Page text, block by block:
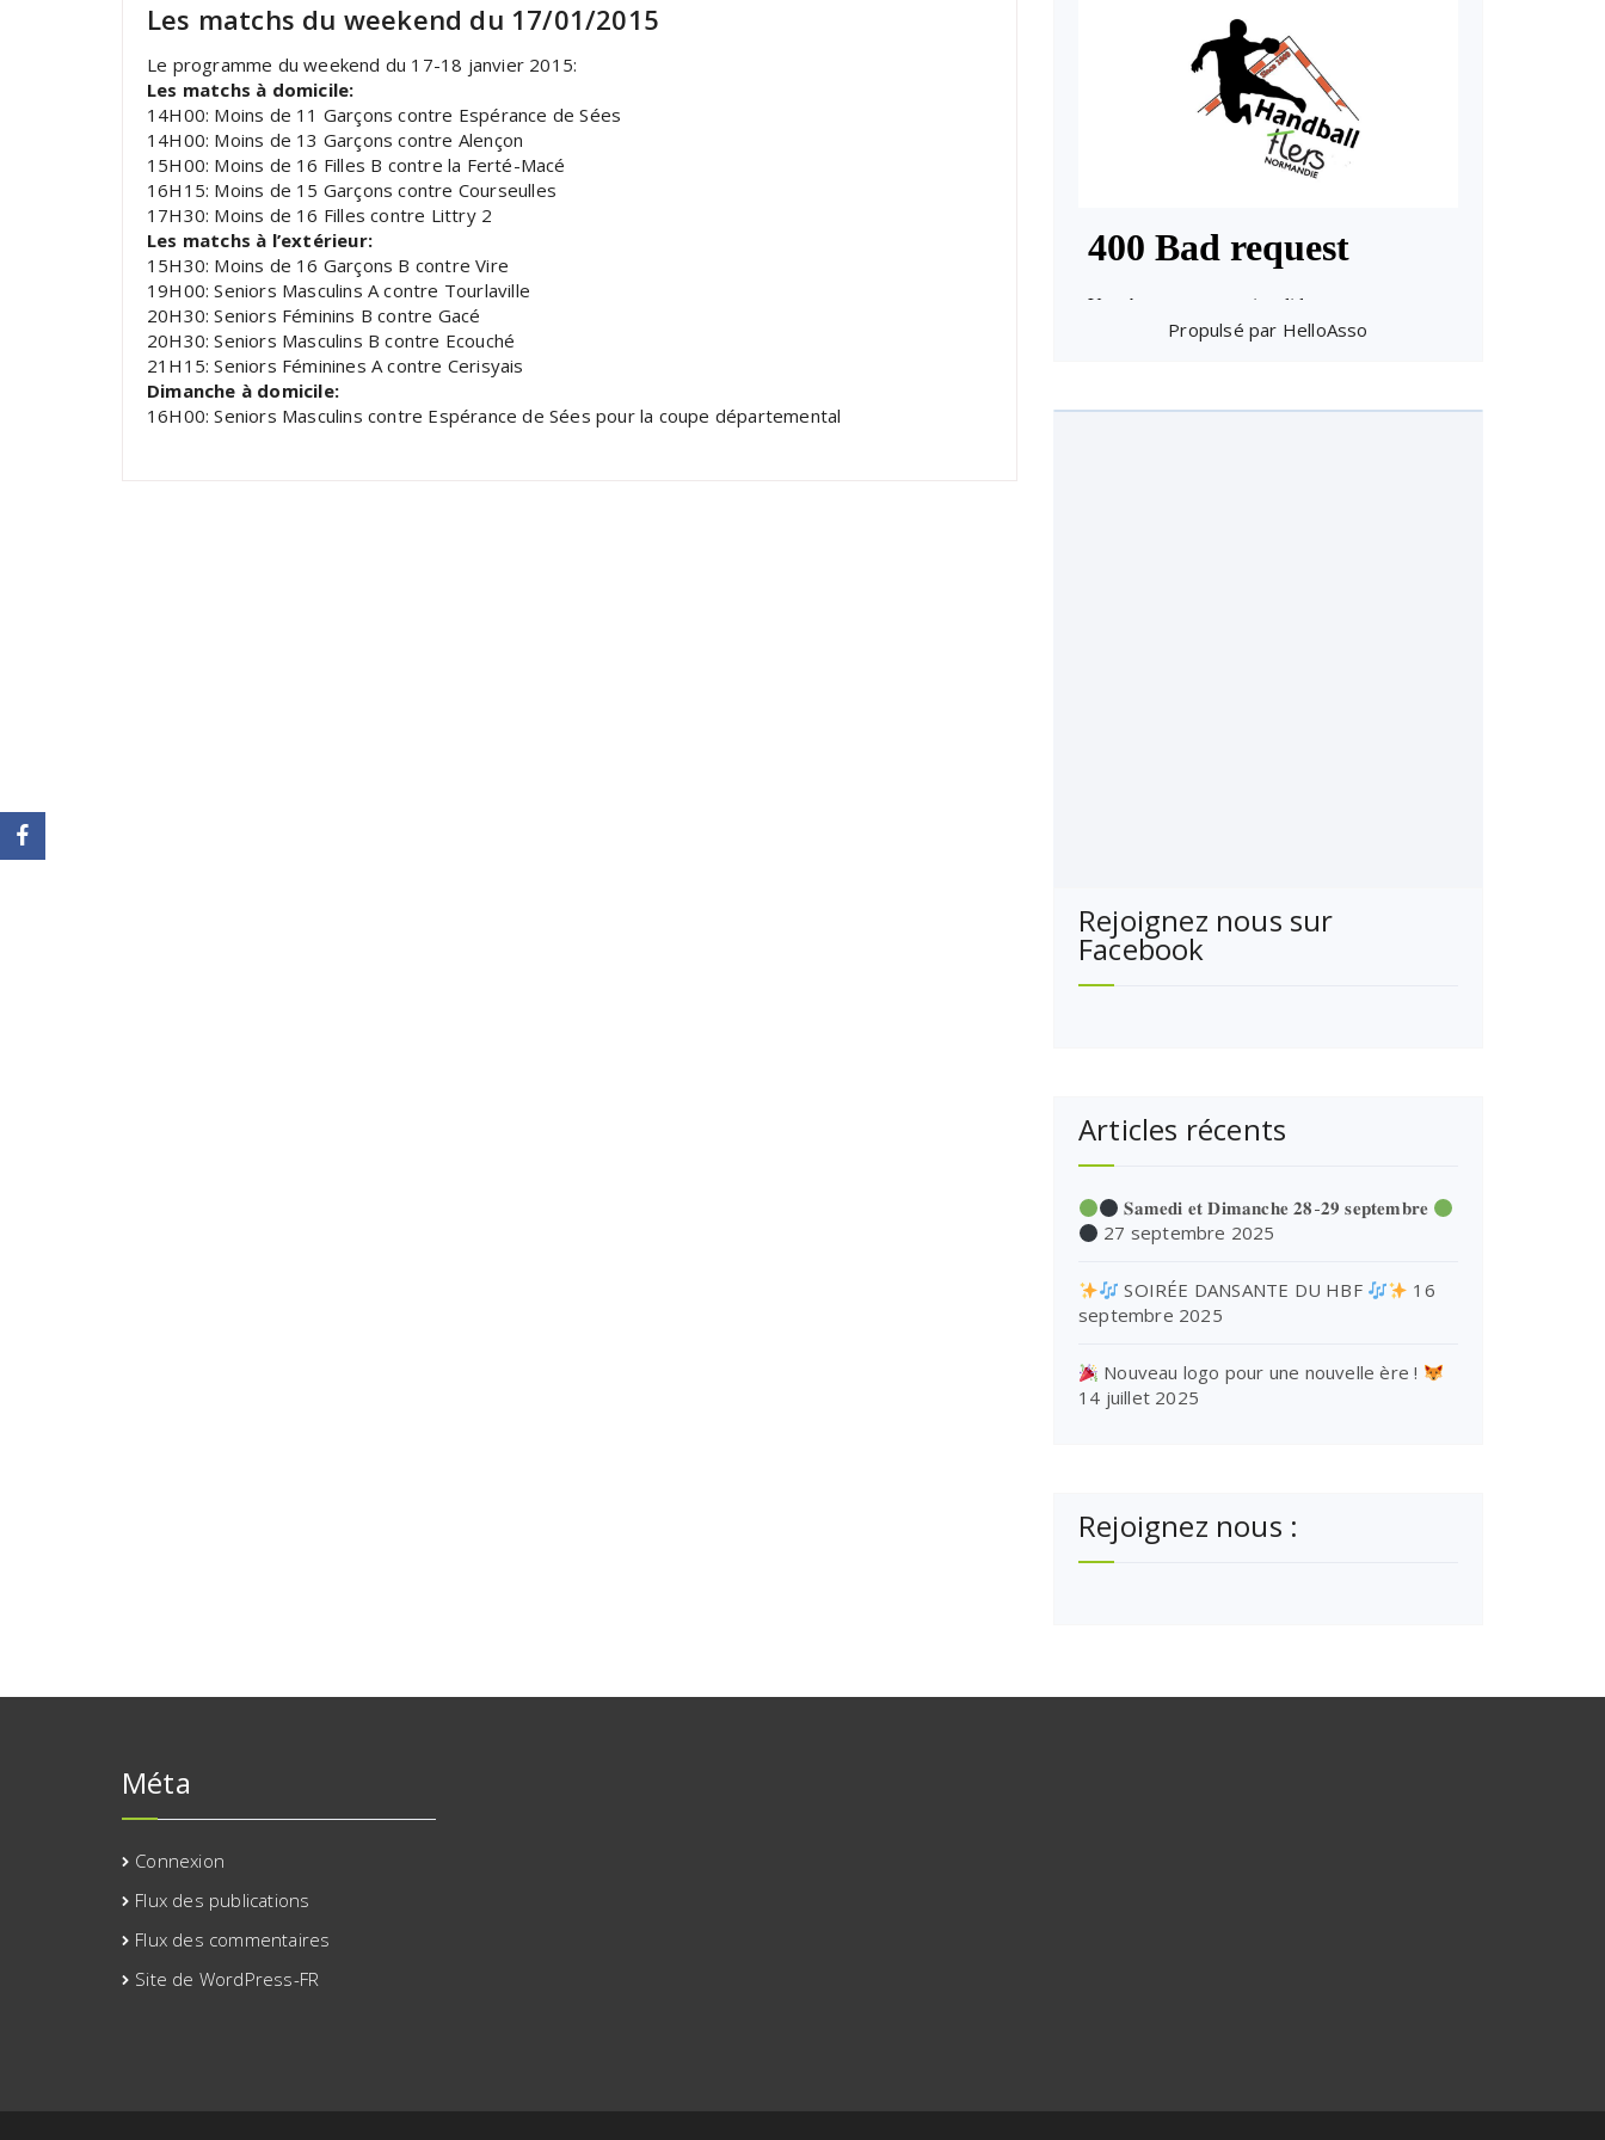
Les matchs du weekend du 17/01/2015
Le programme du weekend du 17-18 janvier 2015:
Les matchs à domicile:
14H00: Moins de 11 Garçons contre Espérance de Sées
14H00: Moins de 13 Garçons contre Alençon
15H00: Moins de 16 Filles B contre la Ferté-Macé
16H15: Moins de 15 Garçons contre Courseulles
17H30: Moins de 16 Filles contre Littry 2
Les matchs à l’extérieur:
15H30: Moins de 16 Garçons B contre Vire
19H00: Seniors Masculins A contre Tourlaville
20H30: Seniors Féminins B contre Gacé
20H30: Seniors Masculins B contre Ecouché
21H15: Seniors Féminines A contre Cerisyais
Dimanche à domicile:
16H00: Seniors Masculins contre Espérance de Sées pour la coupe départemental
Propulsé par HelloAsso
Rejoignez nous sur
Facebook
Articles récents
𝐒𝐚𝐦𝐞𝐝𝐢 𝐞𝐭 𝐃𝐢𝐦𝐚𝐧𝐜𝐡𝐞 𝟐𝟖-𝟐𝟗 𝐬𝐞𝐩𝐭𝐞𝐦𝐛𝐫𝐞
27 septembre 2025
SOIRÉE DANSANTE DU HBF
16
septembre 2025
Nouveau logo pour une nouvelle ère !
14 juillet 2025
Rejoignez nous :
Méta
Connexion
Flux des publications
Flux des commentaires
Site de WordPress-FR